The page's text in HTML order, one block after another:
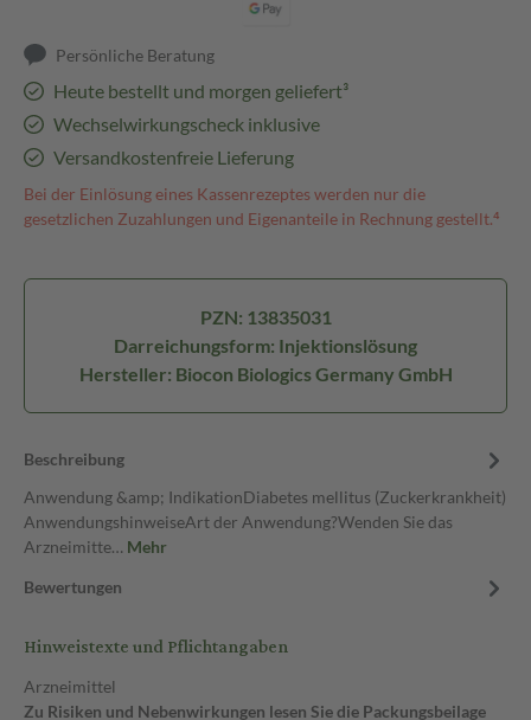
Persönliche Beratung
Heute bestellt und morgen geliefert³
Wechselwirkungscheck inklusive
Versandkostenfreie Lieferung
Bei der Einlösung eines Kassenrezeptes werden nur die
gesetzlichen Zuzahlungen und Eigenanteile in Rechnung gestellt.⁴
PZN: 13835031
Darreichungsform: Injektionslösung
Hersteller: Biocon Biologics Germany GmbH
Beschreibung
Anwendung &amp; IndikationDiabetes mellitus (Zuckerkrankheit)
AnwendungshinweiseArt der Anwendung?Wenden Sie das
Arzneimitte… Mehr
Bewertungen
Hinweistexte und Pflichtangaben
Arzneimittel
Zu Risiken und Nebenwirkungen lesen Sie die Packungsbeilage